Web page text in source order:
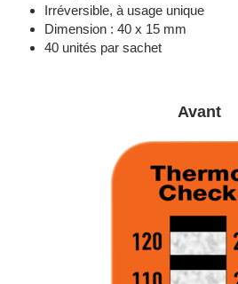
Irréversible, à usage unique
Dimension : 40 x 15 mm
40 unités par sachet
Avant